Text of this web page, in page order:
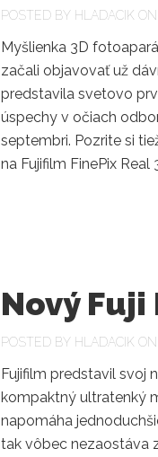
POSTED BY HLADACIK
Myšlienka 3D
začali objavovať už
predstavila svetovo
úspechy v očiach
septembri. Pozrite si
na Fujifilm FinePix
Nový Fuji
POSTED BY HLADACIK
Fujifilm predstavil svoj
kompaktný ultratenký
napomáha
tak vôbec nezaostáva